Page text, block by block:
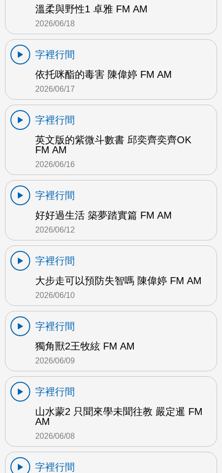
溫柔與野性1 卓雅 FM AM
2026/06/18
字裡行間
依托咪酯的毒害 陳偉婷 FM AM
2026/06/17
字裡行間
英文版的紫微斗數書 邱奕齊奕齊OK
FM AM
2026/06/16
字裡行間
好好過生活 築夢踏實篇 FM AM
2026/06/12
字裡行間
大步走可以預防失智嗎 陳偉婷 FM AM
2026/06/10
字裡行間
獨角獸2王牧絃 FM AM
2026/06/09
字裡行間
山水蒙2 只聞來學未聞往教 嚴定暹 FM
AM
2026/06/08
字裡行間